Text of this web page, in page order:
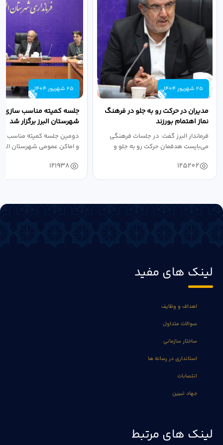
25 شهریور 1404
مدیران در حرکت رو به جلو در فرهنگ
نماز اهتمام بورزند
فرماندار البرز گفت: در جلسات فرهنگی
می‌بایست هدفمان حرکت رو به جلو و
125202
25 شهریور 1404
جلسه کمیته مناسب سازی
شهرستان البرز برگزار شد
دومین جلسه کمیته مناسب
و اماکن عمومی شهرستان
121938
لینک های مفید
اهداف و وظایف
سوالات متداول
ساختار سازمانی
استانداری در رسانه ها
انتصابات
جهاد تبیین
لینک های مرتبط